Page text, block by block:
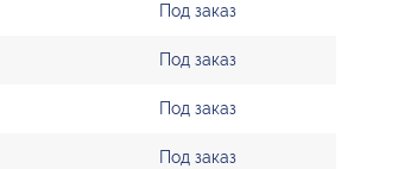
Под заказ
Под заказ
Под заказ
Под заказ